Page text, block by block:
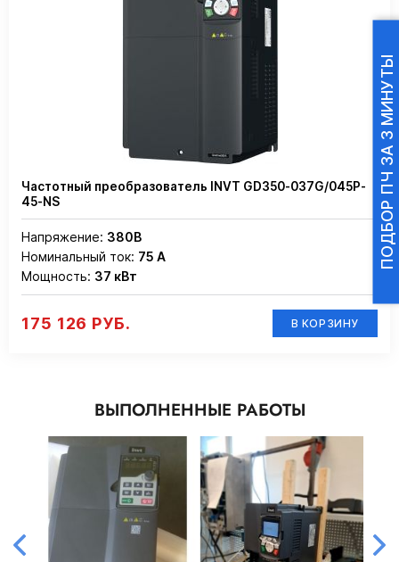
Частотный преобразователь INVT GD350-037G/045P-
45-NS
Напряжение: 380В
Номинальный ток: 75 А
Мощность: 37 кВт
175 126 РУБ. В КОРЗИНУ
ВЫПОЛНЕННЫЕ РАБОТЫ
ПОДБОР ПЧ ЗА 3 МИНУТЫ